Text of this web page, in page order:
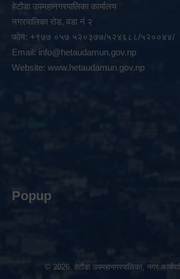
हेटौडा उपमहानगरपालिका कार्यालय
नगरपालिका रोड, वडा नं २
फोन: +९७७ ०५७ ५२०३७७/५२४६८८/५२००४४/
Email: info@hetaudamun.gov.np
Website: www.hetaudamun.gov.np
Popup
© 2026 हेटौंडा उपमहानगरपालिका, नगर